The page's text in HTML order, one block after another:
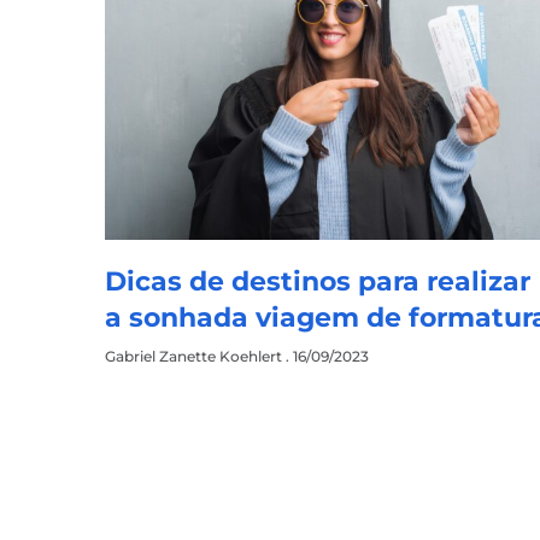
Dicas de destinos para realizar
a sonhada viagem de
Gabriel Zanette Koehlert 16/09/2023